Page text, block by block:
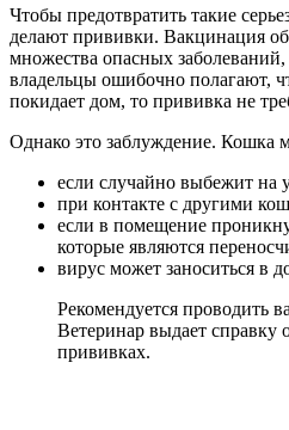
Чтобы предотвратить такие
делают прививки. Вакцинация
множества опасных
владельцы ошибочно полагают,
покидает дом, то прививка не
Однако это заблуждение. Кошка
если случайно выбежит на
при контакте с другими
если в помещение
которые являются
вирус может заноситься в
Рекомендуется проводить
Ветеринар выдает справку
прививках.